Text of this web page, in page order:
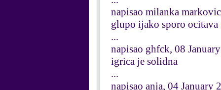
napisao milanka
glupo ijako sporo ocitava
...
napisao ghfck, 08
igrica je solidna
...
napisao anja, 04 January